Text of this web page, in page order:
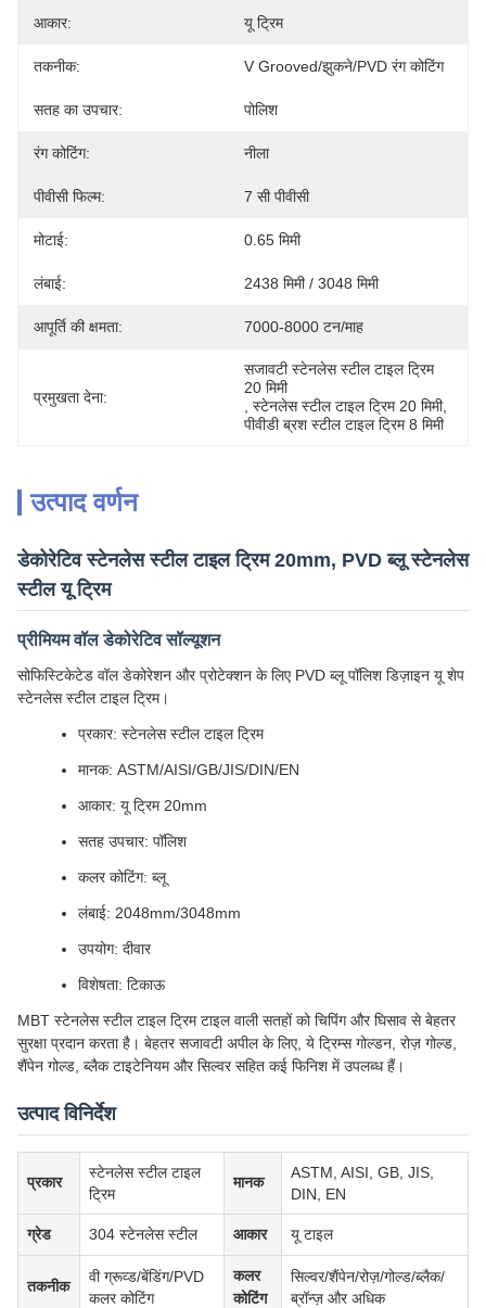
आकार: यू ट्रिम
तकनीक: V Grooved/झुकने/PVD रंग कोटिंग
सतह का उपचार: पोलिश
रंग कोटिंग: नीला
पीवीसी फिल्म: 7 सी पीवीसी
मोटाई: 0.65 मिमी
लंबाई: 2438 मिमी / 3048 मिमी
आपूर्ति की क्षमता: 7000-8000 टन/माह
प्रमुखता देना:
सजावटी स्टेनलेस स्टील टाइल ट्रिम
20 मिमी
स्टेनलेस स्टील टाइल ट्रिम 20 मिमी
पीवीडी ब्रश स्टील टाइल ट्रिम 8 मिमी
उत्पाद वर्णन
डेकोरेटिव स्टेनलेस स्टील टाइल ट्रिम 20mm, PVD ब्लू स्टेनलेस
स्टील यू ट्रिम
प्रीमियम वॉल डेकोरेटिव सॉल्यूशन
सोफिस्टिकेटेड वॉल डेकोरेशन और प्रोटेक्शन के लिए PVD ब्लू पॉलिश डिज़ाइन यू शेप
स्टेनलेस स्टील टाइल ट्रिम।
प्रकार: स्टेनलेस स्टील टाइल ट्रिम
मानक: ASTM/AISI/GB/JIS/DIN/EN
आकार: यू ट्रिम 20mm
सतह उपचार: पॉलिश
कलर कोटिंग: ब्लू
लंबाई: 2048mm/3048mm
उपयोग: दीवार
विशेषता: टिकाऊ
MBT स्टेनलेस स्टील टाइल ट्रिम टाइल वाली सतहों को चिपिंग और घिसाव से बेहतर
सुरक्षा प्रदान करता है। बेहतर सजावटी अपील के लिए, ये ट्रिम्स गोल्डन, रोज़ गोल्ड,
शैंपेन गोल्ड, ब्लैक टाइटेनियम और सिल्वर सहित कई फिनिश में उपलब्ध हैं।
उत्पाद विनिर्देश
प्रकार
स्टेनलेस स्टील टाइल
ट्रिम
मानक
ASTM, AISI, GB, JIS,
DIN, EN
ग्रेड 304 स्टेनलेस स्टील आकार यू टाइल
तकनीक
वी ग्रूव्ड/बेंडिंग/PVD
कलर कोटिंग
कलर
कोटिंग
सिल्वर/शैंपेन/रोज़/गोल्ड/ब्लैक/
ब्रॉन्ज़ और अधिक